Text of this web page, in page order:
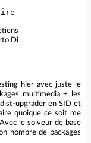
Di
hier avec juste le
multimedia + les
upgrader en SID et
quoique ce soit me
le solveur de base
nombre de packages